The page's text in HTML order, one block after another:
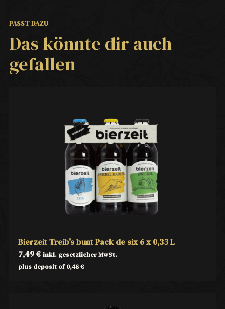
PASST DAZU
Das könnte dir auch
gefallen
Bierzeit Treib's bunt Pack de six 6 x 0,33 L
7,49€ inkl. gesetzlicher MwSt.
plus deposit of0,48€